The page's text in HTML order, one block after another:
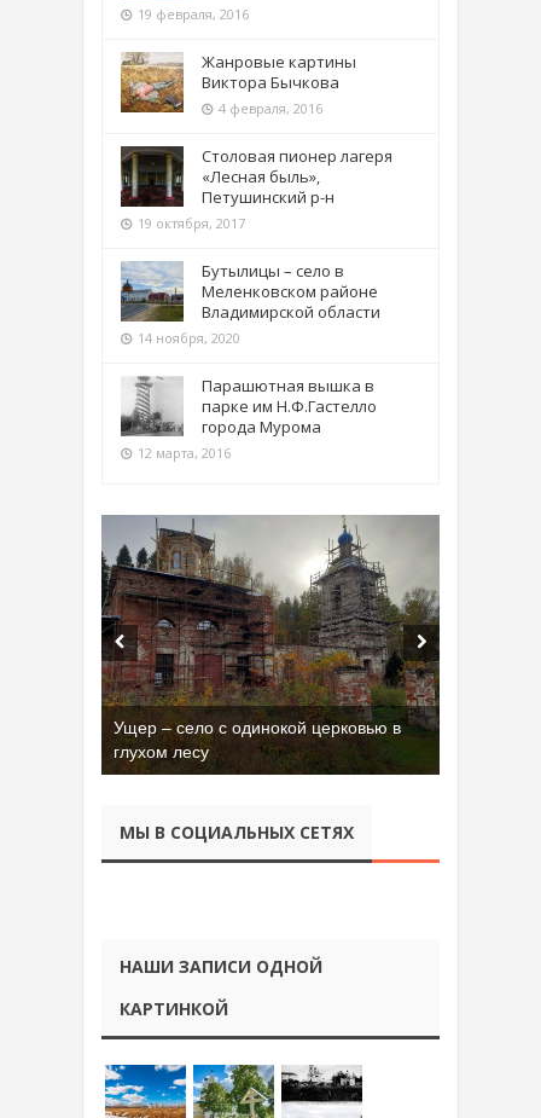
19 февраля, 2016
Жанровые картины
Виктора Бычкова
4 февраля, 2016
Столовая пионер лагеря
«Лесная быль»,
Петушинский р-н
19 октября, 2017
Бутылицы – село в
Меленковском районе
Владимирской области
14 ноября, 2020
Парашютная вышка в
парке им Н.Ф.Гастелло
города Мурома
12 марта, 2016
Бывшая танковая часть имени Сухэ-
Батора во Владимире
МЫ В СОЦИАЛЬНЫХ СЕТЯХ
НАШИ ЗАПИСИ ОДНОЙ
КАРТИНКОЙ